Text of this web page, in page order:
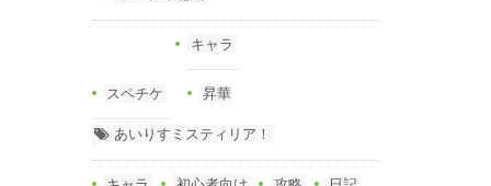
スペチケ
キャラ
昇華
あいりすミスティリア！